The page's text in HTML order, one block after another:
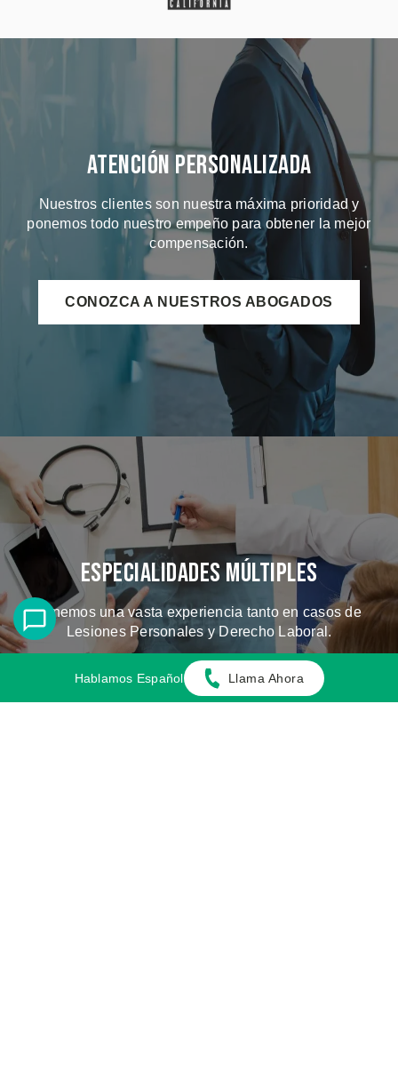
Atención Personalizada
Nuestros clientes son nuestra máxima prioridad y
ponemos todo nuestro empeño para obtener la mejor
compensación.
CONOZCA A NUESTROS ABOGADOS
Especialidades Múltiples
Tenemos una vasta experiencia tanto en casos de
Lesiones Personales y Derecho Laboral.
CONOZCA LOS CASOS QUE
MANEJAMOS
Hablamos Español Llama Ahora